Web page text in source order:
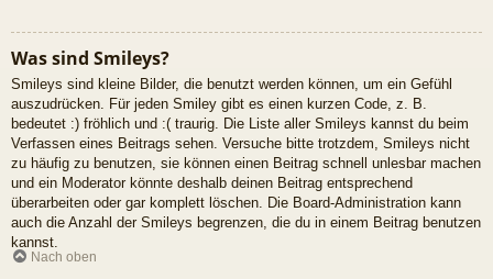
Was sind Smileys?
Smileys sind kleine Bilder, die benutzt werden können, um ein Gefühl
auszudrücken. Für jeden Smiley gibt es einen kurzen Code, z. B.
bedeutet :) fröhlich und :( traurig. Die Liste aller Smileys kannst du beim
Verfassen eines Beitrags sehen. Versuche bitte trotzdem, Smileys nicht
zu häufig zu benutzen, sie können einen Beitrag schnell unlesbar machen
und ein Moderator könnte deshalb deinen Beitrag entsprechend
überarbeiten oder gar komplett löschen. Die Board-Administration kann
auch die Anzahl der Smileys begrenzen, die du in einem Beitrag benutzen
kannst.
Nach oben